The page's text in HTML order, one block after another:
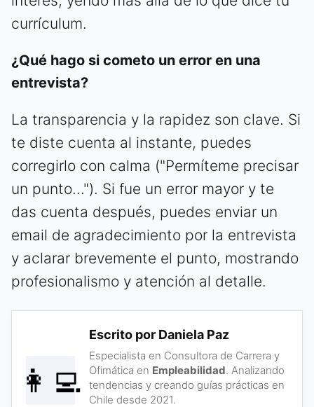
currículum.
¿Qué hago si cometo un error en una
entrevista?
La transparencia y la rapidez son clave. Si
te diste cuenta al instante, puedes
corregirlo con calma ("Permíteme precisar
un punto..."). Si fue un error mayor y te
das cuenta después, puedes enviar un
email de agradecimiento por la entrevista
y aclarar brevemente el punto, mostrando
profesionalismo y atención al detalle.
👩‍💻
Escrito por Daniela Paz
Especialista en Consultora de Carrera y
Ofimática en Empleabilidad. Analizando
tendencias y creando guías prácticas en
Chile desde 2021.